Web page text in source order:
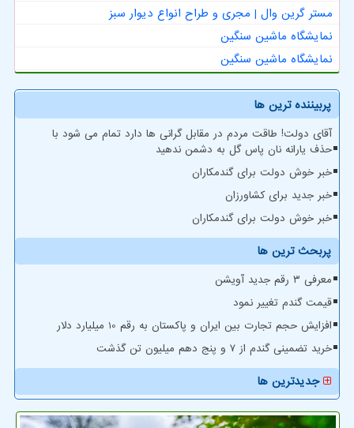
مستر گرین وال | مجری و طراح انواع دیوار سبز
نمایشگاه ماشین سنگین
نمایشگاه ماشین سنگین
پربیننده ترین ها
آقای دولت! طاقت مردم در مقابل گرانی ها دارد تمام می شود با
حذف یارانه نان پاس گل به دشمن ندهید
خبر خوش دولت برای گندمکاران
خبر جدید برای کشاورزان
خبر خوش دولت برای گندمکاران
پربحث ترین ها
معرفی ۳ رقم جدید آویشن
قیمت گندم تغییر نمود
افزایش حجم تجارت بین ایران و پاکستان به رقم 10 میلیارد دلار
خرید تضمینی گندم از ۷ و پنج دهم میلیون تن گذشت
جدیدترین ها